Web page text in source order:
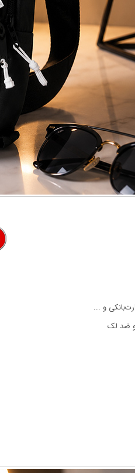
و ...
و ضد لک